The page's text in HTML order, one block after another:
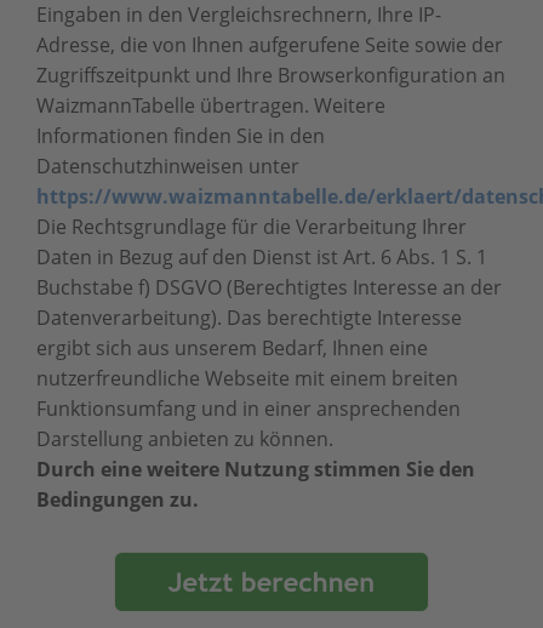
Eingaben in den Vergleichsrechnern, Ihre IP-
Adresse, die von Ihnen aufgerufene Seite sowie der
Zugriffszeitpunkt und Ihre Browserkonfiguration an
WaizmannTabelle übertragen. Weitere
Informationen finden Sie in den
Datenschutzhinweisen unter
https://www.waizmanntabelle.de/erklaert/
Die Rechtsgrundlage für die Verarbeitung Ihrer
Daten in Bezug auf den Dienst ist Art. 6 Abs. 1 S. 1
Buchstabe f) DSGVO (Berechtigtes Interesse an der
Datenverarbeitung). Das berechtigte Interesse
ergibt sich aus unserem Bedarf, Ihnen eine
nutzerfreundliche Webseite mit einem breiten
Funktionsumfang und in einer ansprechenden
Darstellung anbieten zu können.
Durch eine weitere Nutzung stimmen Sie den
Bedingungen zu.